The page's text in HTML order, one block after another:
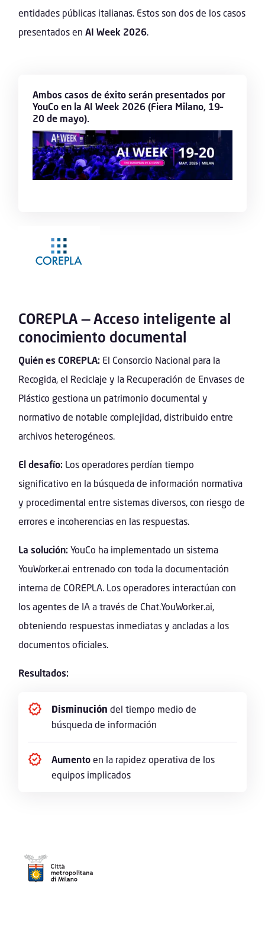
entidades públicas italianas. Estos son dos de los casos
presentados enAI Week 2026.
Ambos casos de éxito serán presentados por
YouCo en la AI Week 2026 (Fiera Milano, 19–
20 de mayo).
COREPLA — Acceso inteligente al
conocimiento documental
Quién es COREPLA: El Consorcio Nacional para la
Recogida, el Reciclaje y la Recuperación de Envases de
Plástico gestiona un patrimonio documental y
normativo de notable complejidad, distribuido entre
archivos heterogéneos.
El desafío: Los operadores perdían tiempo
significativo en la búsqueda de información normativa
y procedimental entre sistemas diversos, con riesgo de
errores e incoherencias en las respuestas.
La solución: YouCo ha implementado un sistema
YouWorker.ai entrenado con toda la documentación
interna de COREPLA. Los operadores interactúan con
los agentes de IA a través de Chat.YouWorker.ai,
obteniendo respuestas inmediatas y ancladas a los
documentos oficiales.
Resultados:
Disminución del tiempo medio de
búsqueda de información
Aumento en la rapidez operativa de los
equipos implicados